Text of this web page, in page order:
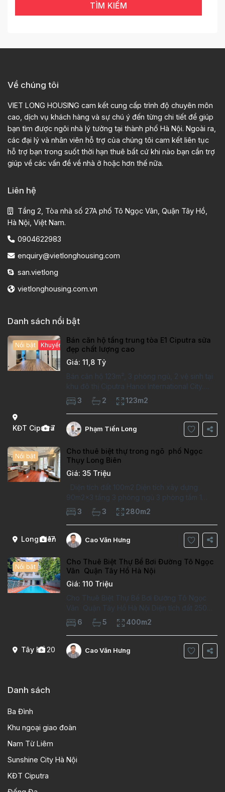
TÌM KIẾM
Về chúng tôi
VIET LONG HOUSING cam kết cung cấp trình độ chuyên môn
cao, dịch vụ khách hàng và sự chú ý đến từng chi tiết để giúp
bạn tìm được ngôi nhà lý tưởng tại thành phố Hà Nội. Ngoài ra,
các đại lý và nhân viên hỗ trợ của chúng tôi cam kết liên tục
hỗ trợ bạn trong suốt thời hạn thuê bất cứ khi nào bạn cần trợ
giúp về các vấn đề về nhà ở hoặc hơn thế nữa.
Liên hệ
Tầng 2, Tòa nhà số 27A phố Tô Ngọc Vân, Quận Tây Hồ,
Hà Nội, Việt Nam.
0904622983
enquiry@vietlonghousing.com
san.vietlong
vietlonghousing.com.vn
Danh sách nổi bật
KĐT Ciputra
7
Nổi bật Khuyến mại hấp dẫn
Bán căn hộ tầng trung tòa E1 Ciputra sửa
đẹp chất lượng cao
Giá: 11,8 Tỷ
Bán căn hộ 123m², 3 phòng ngủ, 2 vệ sinh tại
khu đô thị Ciputra Hanoi International City.
Căn hộ đã sửa mới kỹ, chất lượng cao, sàn
gỗ, bếp hiện đại, không gian thoáng sáng.
Thông tin căn hộ: Diện tích:
3 2 123m2
Phạm Tiến Long
Long Biên
17
Nổi bật
Cho thuê biệt thự trong ngõ phố Ngọc
Thụy Long Biên
Giá: 35 Triệu
Diện tích đất 100m2 Diện tích xây dựng
90m2x3 tầng 3 phòng ngủ 3 phòng tắm 1
phòng làm việc Vị trí ý tưởng 10 phút đi bộ tới
trường việt pháp Ngôi nhà được thiết kế theo
kiểu phát cổ,trong khu dân
3 3 280m2
Cao Văn Hưng
Tây Hồ20
Nổi bật
Cho Thuê Biệt Thự Bể Bơi Đường Tô Ngọc
Vân Quận Tây Hồ Hà Nội
Giá: 110 Triệu
Cho Thuê Biệt Thự Bể Bơi Đường Tô Ngọc
Vân Quận Tây Hồ Hà Nội Diện tích đất 250m2
Diện tích xây dựng 100m2 Xây 4 tầng, 6
phòng ngủ 5 phòng tắm Tầng 1, , phòng
khách , phòng bếp-1wc Tầng 2, 2 phòng
6 5 400m2
Cao Văn Hưng
Danh sách
Ba Đình
Khu ngoại giao đoàn
Nam Từ Liêm
Sunshine City Hà Nội
KĐT Ciputra